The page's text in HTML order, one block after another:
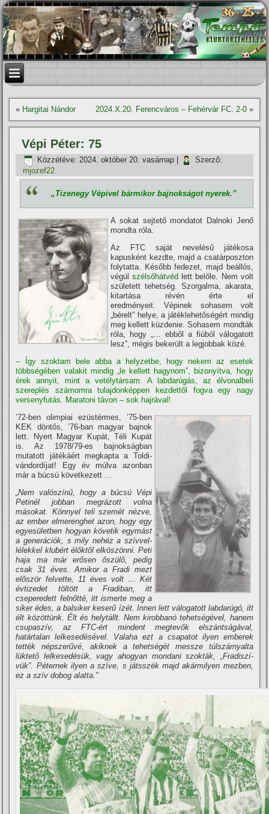
« Hargitai Nándor 2024.X.20. Ferencváros – Fehérvár FC: 2-0»
Vépi Péter: 75
Közzétéve: 2024. október 20. vasárnap
Szerző:
mjozef22
„Tizenegy Vépivel bármikor bajnokságot nyerek.”
A sokat sejtető mondatot Dalnoki Jenő
mondta róla.
Az FTC saját nevelésű játékosa
kapusként kezdte, majd a csatárposzton
folytatta. Később fedezet, majd beállós,
végülszélsőhátvéd lett belőle. Nem volt
született tehetség. Szorgalma, akarata,
kitartása révén érte el
eredményeit. Vépinek sohasem volt
„bérelt” helye, a játéklehetőségért mindig
meg kellett küzdenie. Sohasem mondták
róla, hogy „… ebből a fiúból válogatott
lesz”, mégis bekerült a legjobbak közé.
– Így szoktam bele abba a helyzetbe, hogy nekem az esetek
többségében valakit mindig „le kellett hagynom”, bizonyí­tva, hogy
érek annyit, mint a vetélytársam. A labdarúgás, az élvonalbeli
szereplés számomra tulajdonképpen kezdettől fogva egy nagy
versenyfutás. Maratoni távon – sok hajrával!
’72-ben olimpiai ezüstérmes, ’75-ben
KEK döntős, ’76-ban magyar bajnok
lett. Nyert Magyar Kupát, Téli Kupát
is. Az 1978/79-es bajnokságban
mutatott játékáért megkapta a Toldi-
vándordí­jat! Egy év múlva azonban
már a búcsú következett …
„Nem valószí­nű, hogy a búcsú Vépi
Petinél jobban megrázott volna
másokat. Könnyel teli szemét nézve,
az ember elmerenghet azon, hogy egy
egyesületben hogyan követik egymást
a generációk, s mily nehéz a szí­vvel-
lélekkel klubért élőktől elköszönni. Peti
haja ma már erősen őszülő, pedig
csak 31 éves. Amikor a Fradi mezt
először felvette, 11 éves volt … Két
évtizedet töltött a Fradiban, itt
cseperedett felnőtté, itt ismerte meg a
siker édes, a balsiker keserű í­zét. Innen lett válogatott labdarúgó, itt
élt közöttünk. Élt és helytállt. Nem kirobbanó tehetségével, hanem
csupaszí­v, az FTC-ért mindent megtevők elszántságával,
határtalan lelkesedésével. Valaha ezt a csapatot ilyen emberek
tették népszerűvé, akiknek a tehetségét messze túlszárnyalta
lüktető lelkesedésük, vagy ahogyan mondani szokták, „Fradiszí­
vük”. Péternek ilyen a szí­ve, s játsszék majd akármilyen mezben,
ez a szí­v dobog alatta.”